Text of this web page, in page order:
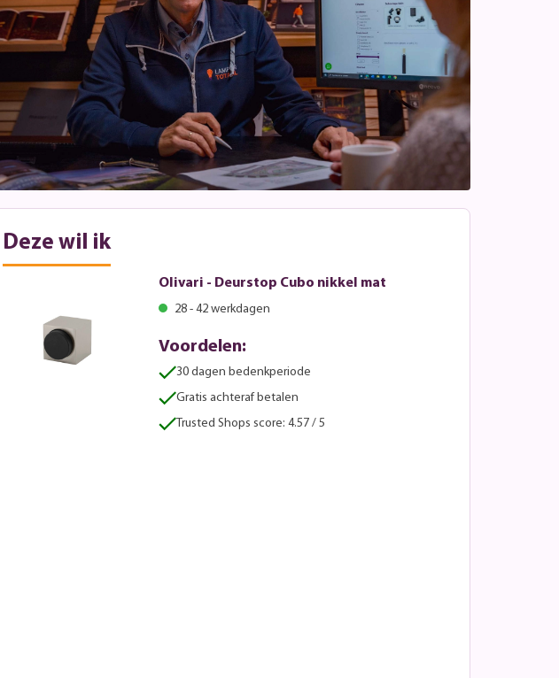
Deze wil ik
Olivari - Deurstop Cubo nikkel mat
28 - 42 werkdagen
Voordelen:
30 dagen bedenkperiode
Gratis achteraf betalen
Trusted Shops score: 4.57 / 5